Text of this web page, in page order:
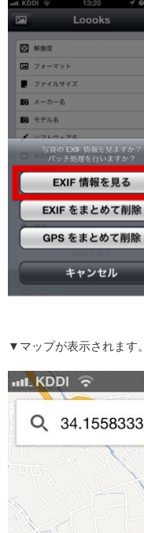
▼マップが表示されます。